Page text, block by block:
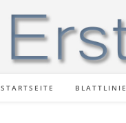
STARTSEITE BLATTLINIE